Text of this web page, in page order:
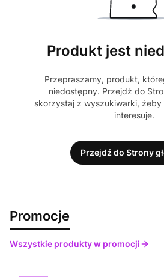
Produkt jest
Przepraszamy, produkt,
niedostępny. Przejdź do
skorzystaj z wyszukiwarki,
interesuje.
Przejdź do Strony
Promocje
Wszystkie produkty w promocji